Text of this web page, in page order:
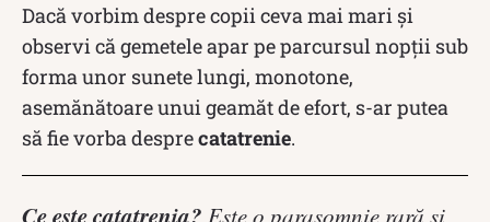
Dacă vorbim despre copii ceva mai mari și
observi că gemetele apar pe parcursul nopții sub
forma unor sunete lungi, monotone,
asemănătoare unui geamăt de efort, s-ar putea
să fie vorba desprecatatrenie.
Ce este catatrenia? Este o parasomnie rară și